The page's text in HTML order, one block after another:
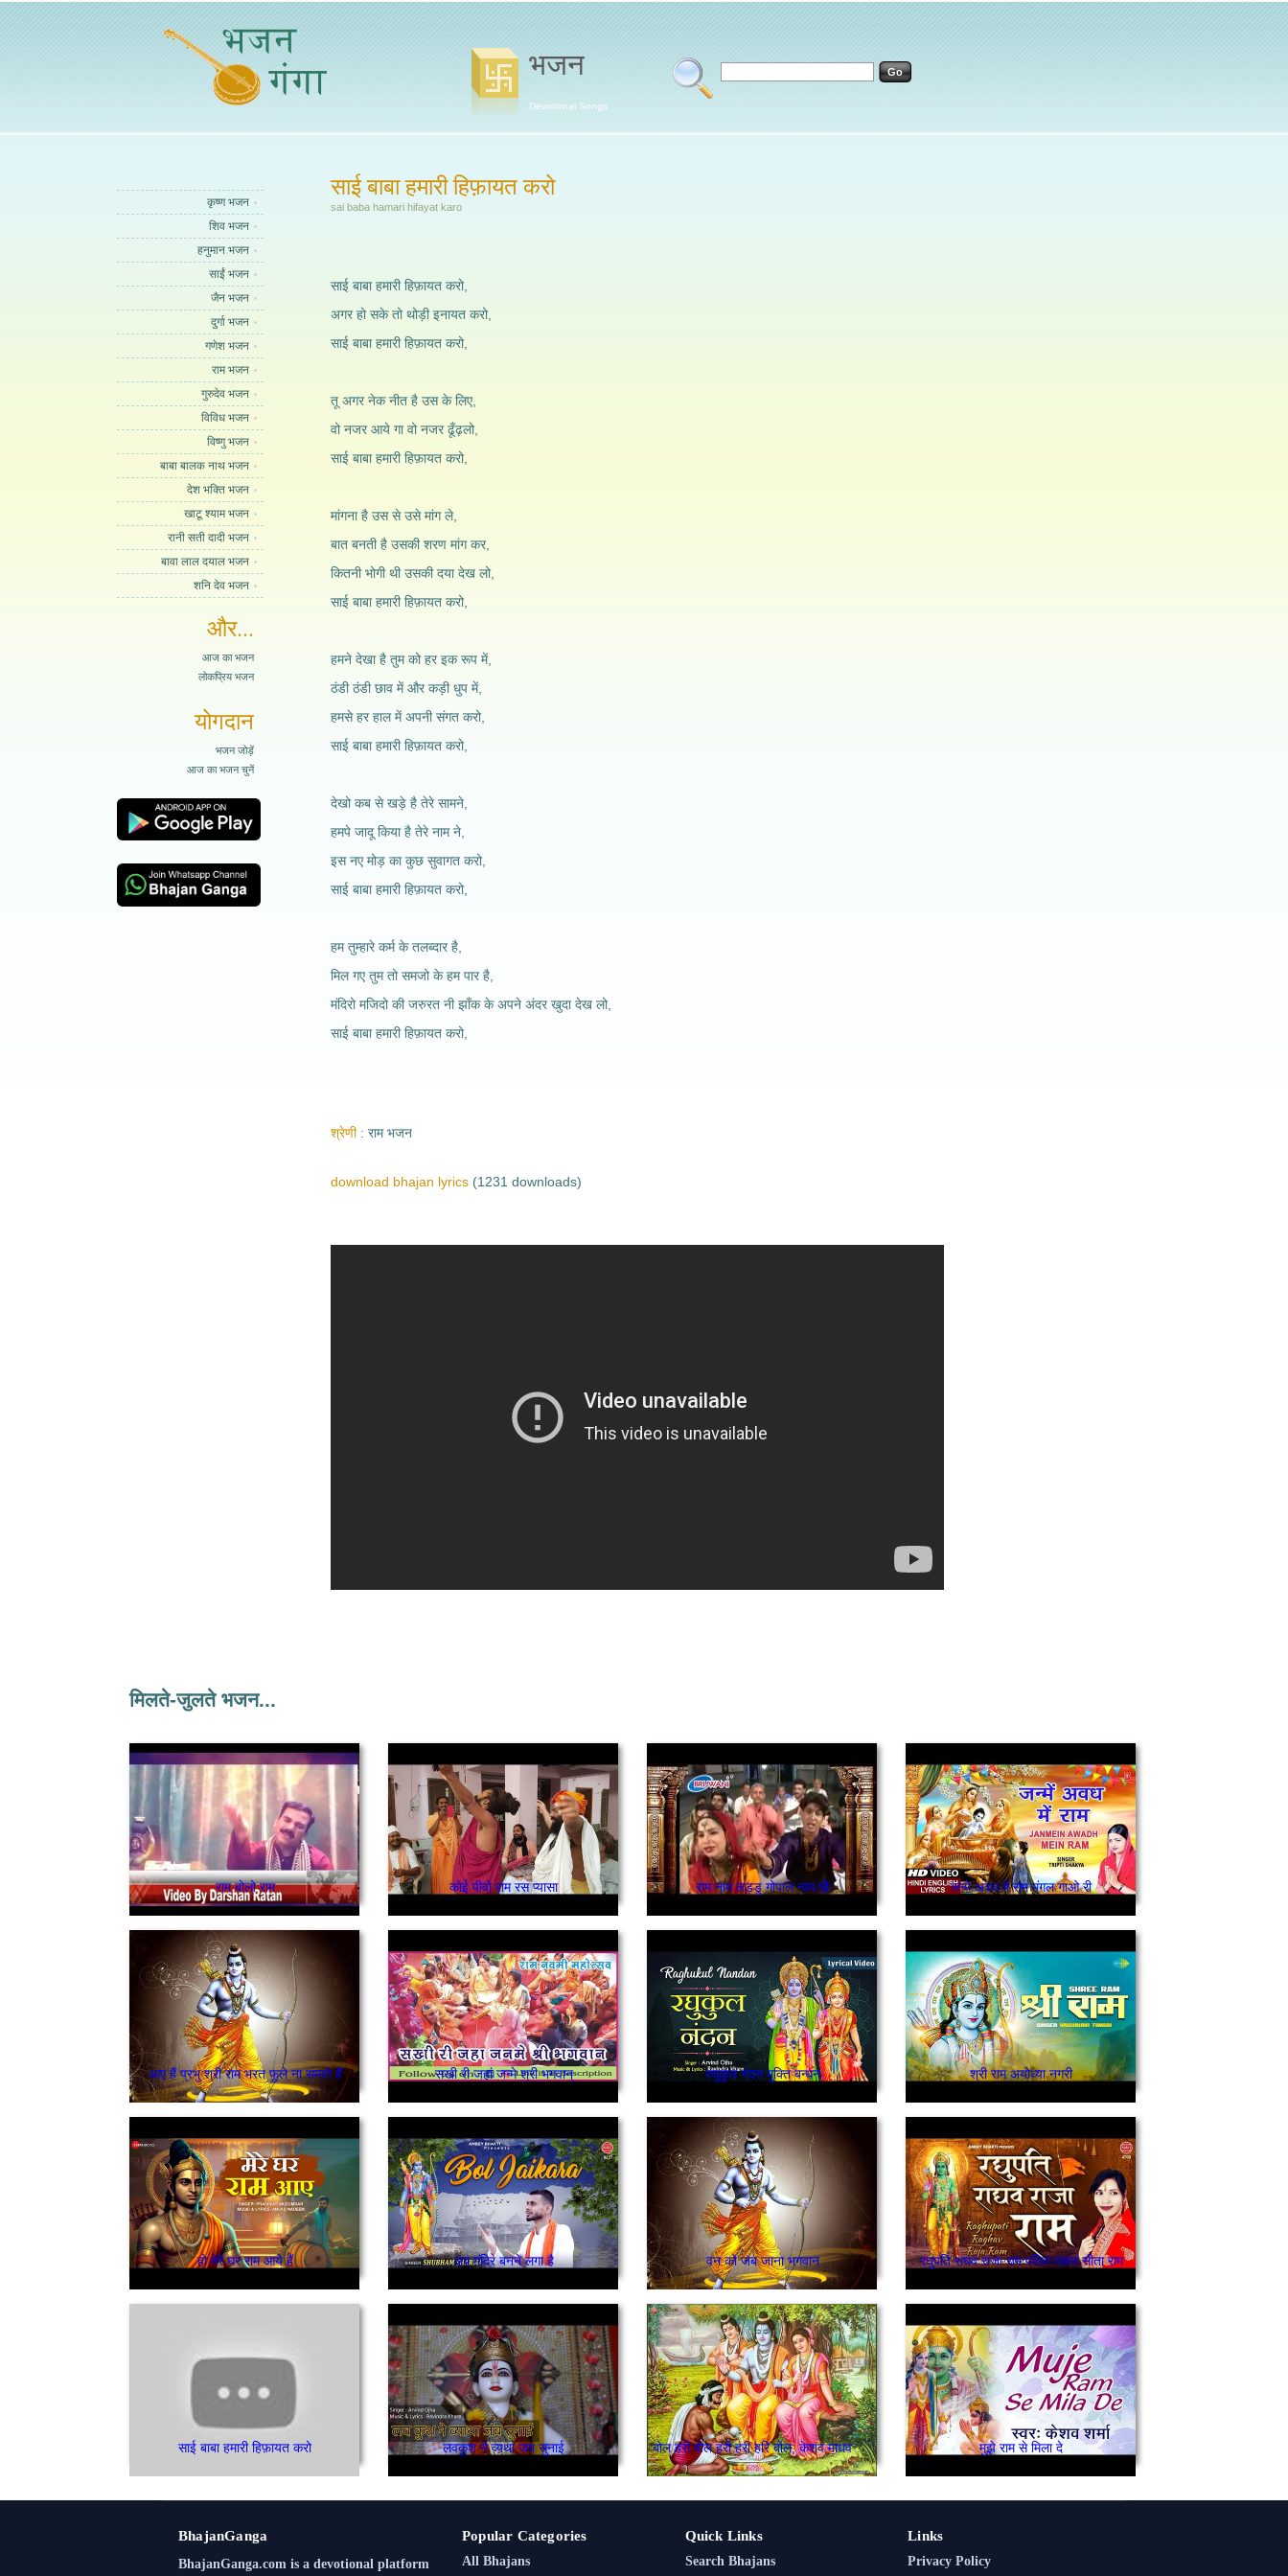
भजन
Devotional Songs
कृष्ण भजन
शिव भजन
हनुमान भजन
साईं भजन
जैन भजन
दुर्गा भजन
गणेश भजन
राम भजन
गुरुदेव भजन
विविध भजन
विष्णु भजन
बाबा बालक नाथ भजन
देश भक्ति भजन
खाटू श्याम भजन
रानी सती दादी भजन
बावा लाल दयाल भजन
शनि देव भजन
और...
आज का भजन
लोकप्रिय भजन
योगदान
भजन जोड़ें
आज का भजन चुनें
साई बाबा हमारी हिफ़ायत करो
sai baba hamari hifayat karo
साई बाबा हमारी हिफ़ायत करो,
अगर हो सके तो थोड़ी इनायत करो,
साई बाबा हमारी हिफ़ायत करो,
तू अगर नेक नीत है उस के लिए,
वो नजर आये गा वो नजर ढूँढ़लो,
साई बाबा हमारी हिफ़ायत करो,
मांगना है उस से उसे मांग ले,
बात बनती है उसकी शरण मांग कर,
कितनी भोगी थी उसकी दया देख लो,
साई बाबा हमारी हिफ़ायत करो,
हमने देखा है तुम को हर इक रूप में,
ठंडी ठंडी छाव में और कड़ी धुप में,
हमसे हर हाल में अपनी संगत करो,
साई बाबा हमारी हिफ़ायत करो,
देखो कब से खड़े है तेरे सामने,
हमपे जादू किया है तेरे नाम ने,
इस नए मोड़ का कुछ सुवागत करो,
साई बाबा हमारी हिफ़ायत करो,
हम तुम्हारे कर्म के तलब्दार है,
मिल गए तुम तो समजो के हम पार है,
मंदिरो मजिदो की जरुरत नी झाँक के अपने अंदर खुदा देख लो,
साई बाबा हमारी हिफ़ायत करो,
श्रेणी राम भजन
download bhajan lyrics (1231 downloads)
मिलते-जुलते भजन...
राम बोलो राम कोई पीवो राम रस प्यासा राम नाम लड्डू गोपाल नाम घी जन्मे अवध में राम मंगल गाओ री
आए हैं प्रभु श्री राम भरत फूले ना समाते हैं सखी री जहां जन्मे श्री भगवान् रघुकुल नंदन मुक्ति बन्धन श्री राम अयोध्या नगरी
हो मेरे घर राम आये हैं अब मंदिर बनने लगा है वन को जब जाना भगवान रघुपति राघव राजा राम पतित पावन सीता राम
साई बाबा हमारी हिफ़ायत करो लवकुश ने व्यथा जब सुनाई बोल हरी बोल हरी हरी हरि बोल, केशव माधव गोविन्द बोल मुझे राम से मिला दे
BhajanGanga
BhajanGanga.com is a devotional platform
Popular Categories
All Bhajans
Quick Links
Search Bhajans
Links
Privacy Policy